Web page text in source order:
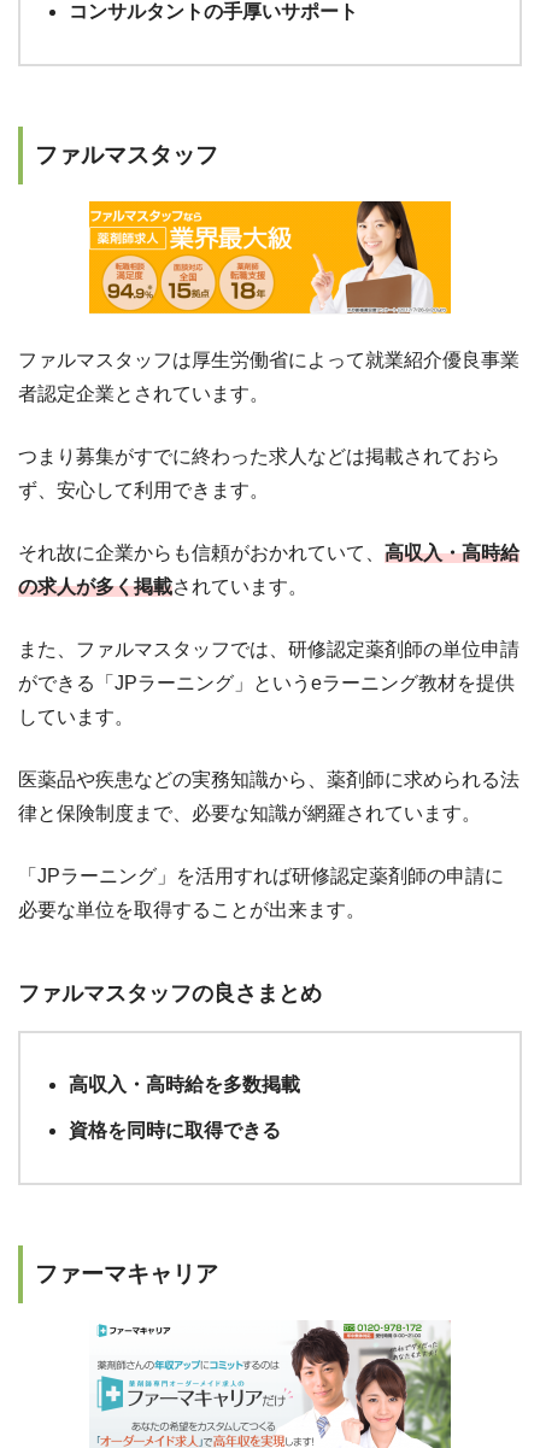
コンサルタントの手厚いサポート
ファルマスタッフ
ファルマスタッフは厚生労働省によって就業紹介優良事業
者認定企業とされています。
つまり募集がすでに終わった求人などは掲載されておら
ず、安心して利用できます。
それ故に企業からも信頼がおかれていて、 高収入・高時給
の求人が多く掲載されています。
また、ファルマスタッフでは、研修認定薬剤師の単位申請
ができる「JPラーニング」というeラーニング教材を提供
しています。
医薬品や疾患などの実務知識から、薬剤師に求められる法
律と保険制度まで、必要な知識が網羅されています。
「JPラーニング」を活用すれば研修認定薬剤師の申請に
必要な単位を取得することが出来ます。
ファルマスタッフの良さまとめ
高収入・高時給を多数掲載
資格を同時に取得できる
ファーマキャリア